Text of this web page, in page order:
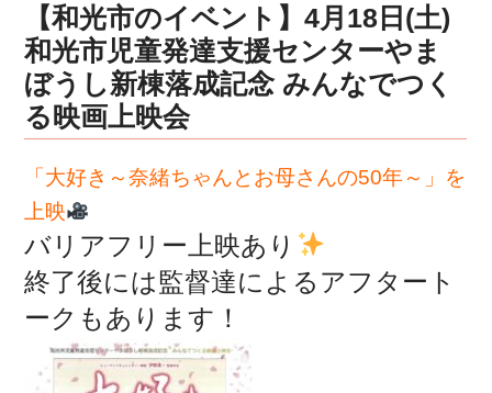
【和光市のイベント】4月18日(土)
和光市児童発達支援センターやま
ぼうし新棟落成記念 みんなでつく
る映画上映会
「大好き～奈緒ちゃんとお母さんの50年～」を
上映
バリアフリー上映あり
終了後には監督達によるアフタート
ークもあります！